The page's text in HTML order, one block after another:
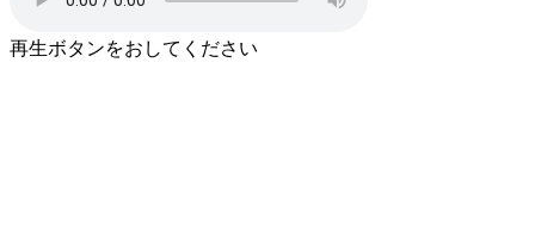
再生ボタンをおしてください